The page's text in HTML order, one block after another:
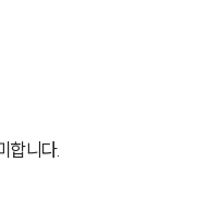
합니다.